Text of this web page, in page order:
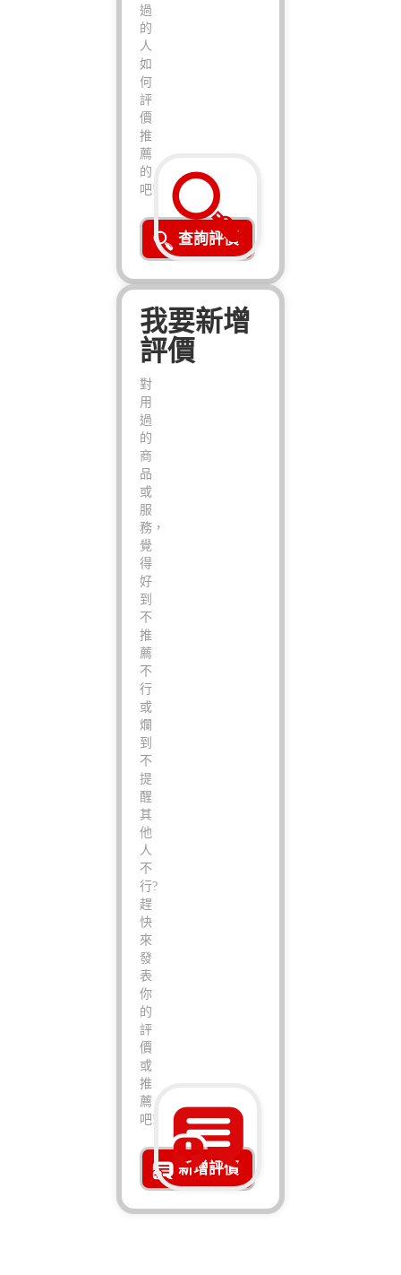
過
的
人
如
何
評
價
推
薦
的
吧!
查詢評價
我要新增
評價
對
用
過
的
商
品
或
服
務，
覺
得
好
到
不
推
薦
不
行
或
爛
到
不
提
醒
其
他
人
不
行?
趕
快
來
發
表
你
的
評
價
或
推
薦
吧!
新增評價